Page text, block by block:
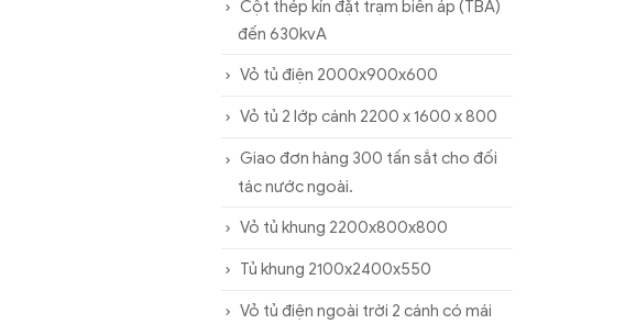
Cột thép kín đặt trạm biến áp (TBA)
đến 630kvA
Vỏ tủ điện 2000x900x600
Vỏ tủ 2 lớp cánh 2200 x 1600 x 800
Giao đơn hàng 300 tấn sắt cho đối
tác nước ngoài.
Vỏ tủ khung 2200x800x800
Tủ khung 2100x2400x550
Vỏ tủ điện ngoài trời 2 cánh có mái